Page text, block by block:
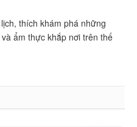
thích khám phá những
ẩm thực khắp nơi trên thế